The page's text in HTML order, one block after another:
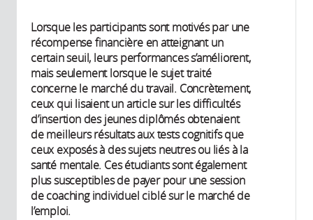
Lorsque les participants sont motivés par une
récompense financière en atteignant un
certain seuil, leurs performances s’améliorent,
mais seulement lorsque le sujet traité
concerne le marché du travail. Concrètement,
ceux qui lisaient un article sur les difficultés
d’insertion des jeunes diplômés obtenaient
de meilleurs résultats aux tests cognitifs que
ceux exposés à des sujets neutres ou liés à la
santé mentale. Ces étudiants sont également
plus susceptibles de payer pour une session
de coaching individuel ciblé sur le marché de
l’emploi.